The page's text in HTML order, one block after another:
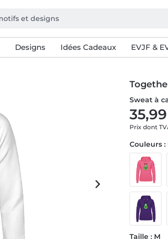
Designs Idées Cadeaux EVJF &
Sweat à
Prix dont
Couleurs
Taille : M